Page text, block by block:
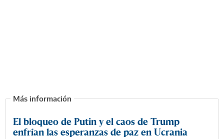
El bloqueo de Putin y el caos de Trump
enfrían las esperanzas de paz en Ucrania